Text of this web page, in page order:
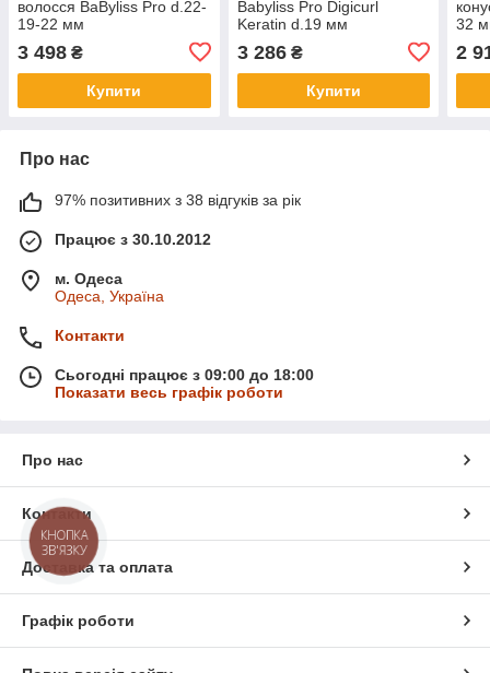
волосся BaByliss Pro d.22-
19-22 мм
3 498 ₴
Купити
Babyliss Pro Digicurl
Keratin d.19 мм
3 286₴
Купити
32
2
Про нас
97% позитивних з 38 відгуків за рік
Працює з 30.10.2012
м. Одеса
Одеса, Україна
Контакти
Сьогодні працює з 09:00 до 18:00
Показати весь графік роботи
Про нас
Контакти
Доставка та оплата
Графік роботи
КНОПКА
ЗВ'ЯЗКУ